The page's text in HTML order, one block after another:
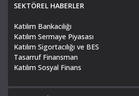
SEKTÖREL HABERLER
Katılım Bankacılığı
Katılım Sermaye Piyasası
Katılım Sigortacılığı ve BES
Tasarruf Finansman
Katılım Sosyal Finans